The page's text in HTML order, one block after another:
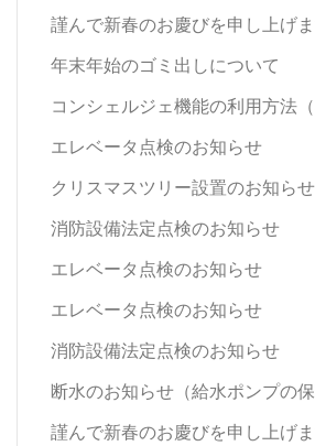
謹んで新春のお慶びを申し上げ
年末年始のゴミ出しについて
コンシェルジェ機能の利用方法（
エレベータ点検のお知らせ
クリスマスツリー設置のお知らせ
消防設備法定点検のお知らせ
エレベータ点検のお知らせ
エレベータ点検のお知らせ
消防設備法定点検のお知らせ
断水のお知らせ（給水ポンプの保
謹んで新春のお慶びを申し上げ